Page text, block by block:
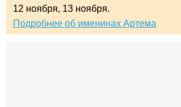
12 ноября, 13 ноября.
Подробнее об именинах Артема